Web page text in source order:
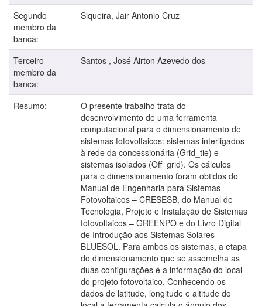
Segundo
membro da
banca:
Siqueira, Jair Antonio Cruz
Terceiro
membro da
banca:
Santos , José Airton Azevedo dos
Resumo:
O presente trabalho trata do
desenvolvimento de uma ferramenta
computacional para o dimensionamento de
sistemas fotovoltaicos: sistemas interligados
à rede da concessionária (Grid_tie) e
sistemas isolados (Off_grid). Os cálculos
para o dimensionamento foram obtidos do
Manual de Engenharia para Sistemas
Fotovoltaicos – CRESESB, do Manual de
Tecnologia, Projeto e Instalação de Sistemas
fotovoltaicos – GREENPO e do Livro Digital
de Introdução aos Sistemas Solares –
BLUESOL. Para ambos os sistemas, a etapa
do dimensionamento que se assemelha as
duas configurações é a informação do local
do projeto fotovoltaico. Conhecendo os
dados de latitude, longitude e altitude do